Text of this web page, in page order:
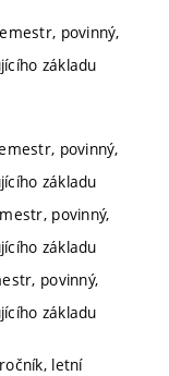
povinný,
základu
povinný,
základu
povinný,
základu
povinný,
základu
letní